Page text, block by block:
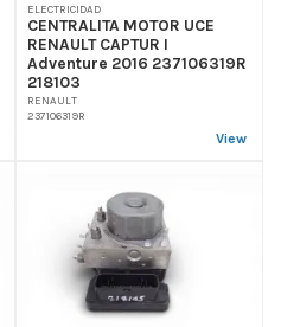
ELECTRICIDAD
CENTRALITA MOTOR UCE
RENAULT CAPTUR I
Adventure 2016 237106319R
218103
RENAULT
237106319R
View